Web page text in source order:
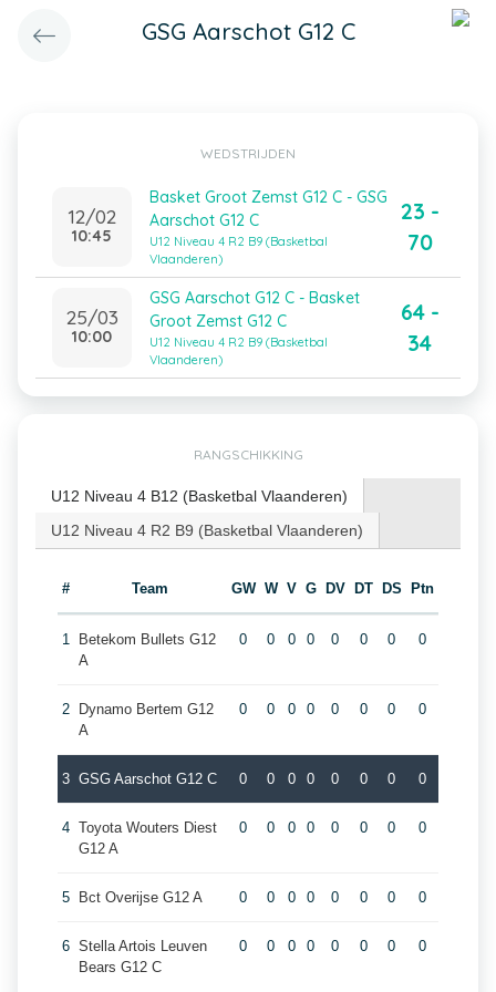
GSG Aarschot G12 C
WEDSTRIJDEN
12/02
10:45
Basket Groot Zemst G12 C - GSG
Aarschot G12 C
U12 Niveau 4 R2 B9 (Basketbal
Vlaanderen)
23 -
70
25/03
10:00
GSG Aarschot G12 C - Basket
Groot Zemst G12 C
U12 Niveau 4 R2 B9 (Basketbal
Vlaanderen)
64 -
34
RANGSCHIKKING
U12 Niveau 4 B12 (Basketbal Vlaanderen)
U12 Niveau 4 R2 B9 (Basketbal Vlaanderen)
# Team GW W V G DV DT DS Ptn
1
Betekom Bullets G12
A
0 0 0 0 0 0 0 0
2
Dynamo Bertem G12
A
0 0 0 0 0 0 0 0
3 GSG Aarschot G12 C 0 0 0 0 0 0 0 0
4 Toyota Wouters Diest
G12 A
0 0 0 0 0 0 0 0
5 Bct Overijse G12 A 0 0 0 0 0 0 0 0
6 Stella Artois Leuven
Bears G12 C
0 0 0 0 0 0 0 0